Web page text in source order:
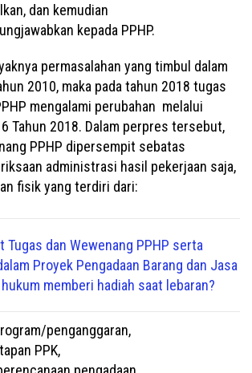
dan kemudian
kepada PPHP.
permasalahan yang timbul dalam
2010, maka pada tahun 2018 tugas
mengalami perubahan melalui
Tahun 2018. Dalam perpres tersebut,
PPHP dipersempit sebatas
administrasi hasil pekerjaan saja,
fisik yang terdiri dari:
Tugas dan Wewenang PPHP serta
Proyek Pengadaan Barang dan Jasa
memberi hadiah saat lebaran?
penganggaran,
PPK,